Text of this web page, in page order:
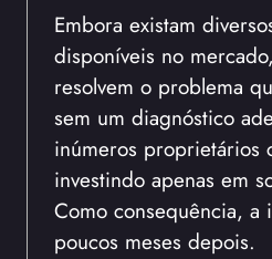
Embora existam
disponíveis no
resolvem o problema
sem um diagnóstico
inúmeros proprietários
investindo apenas em
Como consequência, a
poucos meses depois.